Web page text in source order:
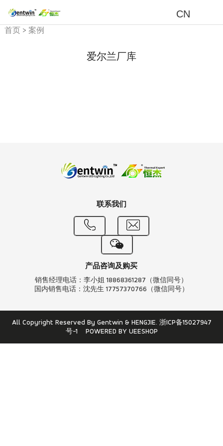
CN
首页 > 案例
爱尔兰厂库
联系我们
产品咨询及购买
销售经理电话：李小姐 18868361287（微信同号）
国内销售电话：沈先生 17757370766（微信同号）
All Copyright Reserved By Gentwin & HENGJIE. 浙ICP备15027947
号-1
POWERED BY UEESHOP